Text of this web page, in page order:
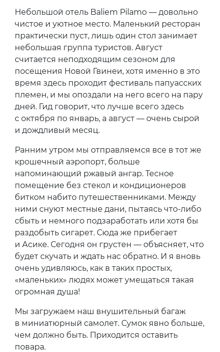
Небольшой отель Baliem Pilamo — довольно
чистое и уютное место. Маленький ресторан
практически пуст, лишь один стол занимает
небольшая группа туристов. Август
считается неподходящим сезоном для
посещения Новой Гвинеи, хотя именно в это
время здесь проходит фестиваль папуасских
племен, и мы опоздали на него всего на пару
дней. Гид говорит, что лучше всего здесь
с октября по январь, а август — очень сырой
и дождливый месяц.
Ранним утром мы отправляемся все в тот же
крошечный аэропорт, больше
напоминающий ржавый ангар. Тесное
помещение без стекол и кондиционеров
битком набито путешественниками. Между
ними снуют местные дани, пытаясь что-либо
сбыть и немного подзаработать или хотя бы
раздобыть сигарет. Сюда же прибегает
и Асике. Сегодня он грустен — объясняет, что
будет скучать и ждать нас обратно. И я вновь
очень удивляюсь, как в таких простых,
«маленьких» людях может умещаться такая
огромная душа!
Мы загружаем наш внушительный багаж
в миниатюрный самолет. Сумок явно больше,
чем должно быть. Приходится оставить
повара.